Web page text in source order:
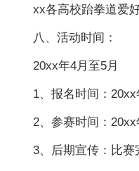
xx各高校跆拳道爱
八、活动时间：
20xx年4月至5月
1、报名时间：20xx
2、参赛时间：20xx
3、后期宣传：比赛